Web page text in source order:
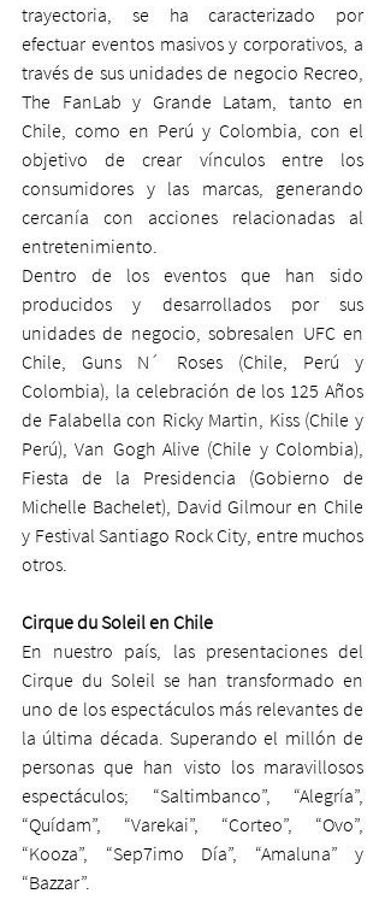
trayectoria, se ha caracterizado por
efectuar eventos masivos y corporativos, a
través de sus unidades de negocio Recreo,
The FanLab y Grande Latam, tanto en
Chile, como en Perú y Colombia, con el
objetivo de crear vínculos entre los
consumidores y las marcas, generando
cercanía con acciones relacionadas al
entretenimiento.
Dentro de los eventos que han sido
producidos y desarrollados por sus
unidades de negocio, sobresalen UFC en
Chile, Guns N´ Roses (Chile, Perú y
Colombia), la celebración de los 125 Años
de Falabella con Ricky Martin, Kiss (Chile y
Perú), Van Gogh Alive (Chile y Colombia),
Fiesta de la Presidencia (Gobierno de
Michelle Bachelet), David Gilmour en Chile
y Festival Santiago Rock City, entre muchos
otros.
Cirque du Soleil en Chile
En nuestro país, las presentaciones del
Cirque du Soleil se han transformado en
uno de los espectáculos más relevantes de
la última década. Superando el millón de
personas que han visto los maravillosos
espectáculos; “Saltimbanco”, “Alegría”,
“Quídam”, “Varekai”, “Corteo”, “Ovo”,
“Kooza”, “Sep7imo Día”, “Amaluna” y
“Bazzar”.